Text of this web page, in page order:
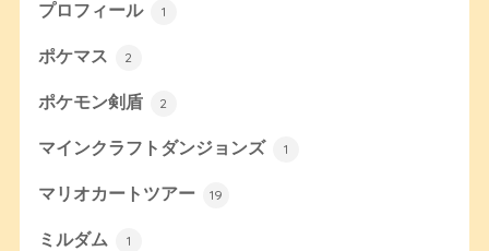
プロフィール 1
ポケマス 2
ポケモン剣盾 2
マインクラフトダンジョンズ 1
マリオカートツアー 19
ミルダム 1